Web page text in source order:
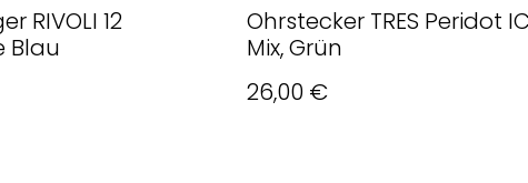
RIVOLI 12
Blau
Ohrstecker TRES Peridot
Mix, Grün
26,00 €